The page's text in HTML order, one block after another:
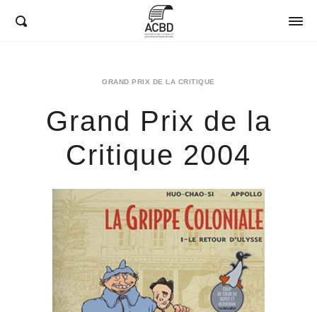
GRAND PRIX DE LA CRITIQUE
Grand Prix de la
Critique 2004